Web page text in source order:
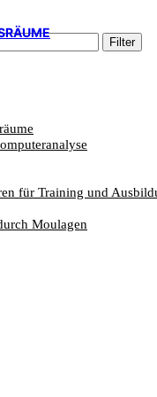
Filter
für Training und
Moulagen